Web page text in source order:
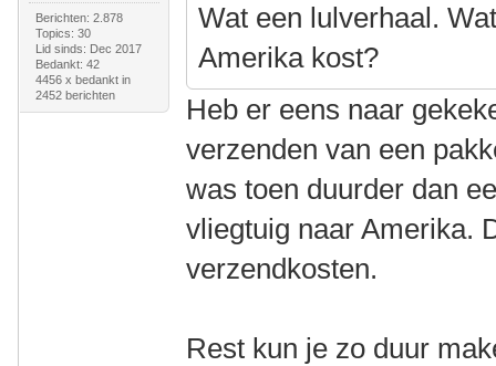
Berichten: 2.878
Topics: 30
Lid sinds: Dec 2017
Bedankt: 42
4456 x bedankt in
2452 berichten
Wat een lulverhaal.
Amerika kost?
Heb er eens naar
verzenden van een
was toen duurder dan
vliegtuig naar Amerika.
verzendkosten.
Rest kun je zo duur